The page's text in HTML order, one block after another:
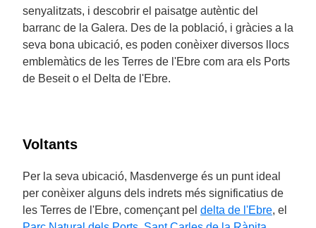
senyalitzats, i descobrir el paisatge autèntic del
barranc de la Galera. Des de la població, i gràcies a la
seva bona ubicació, es poden conèixer diversos llocs
emblemàtics de les Terres de l'Ebre com ara els Ports
de Beseit o el Delta de l'Ebre.
Voltants
Per la seva ubicació, Masdenverge és un punt ideal
per conèixer alguns dels indrets més significatius de
les Terres de l'Ebre, començant pel delta de l'Ebre, el